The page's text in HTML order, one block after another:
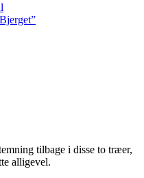
tilbage i disse to træer,
alligevel.